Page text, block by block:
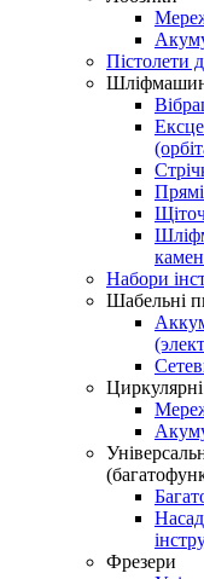
Пістолети
Набори
Шабельні
Фрезери